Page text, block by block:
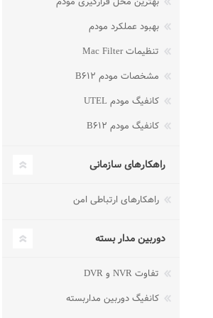
بهبود عملکرد مودم
تنظیمات Mac Filter
مشخصات مودم B۶۱۲
کانفیگ مودم UTEL
کانفیگ مودم B۶۱۲
راهکارهای سازمانی
راهکارهای ارتباطی امن
دوربین مدار بسته
تفاوت NVR و DVR
کانفیگ دوربین مداربسته